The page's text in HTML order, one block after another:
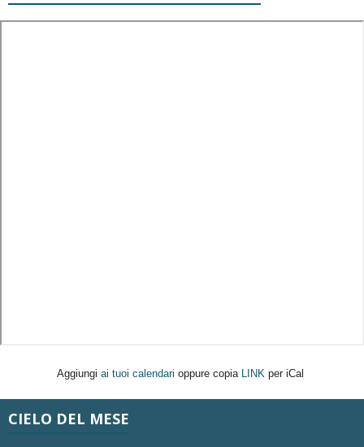
Aggiungi ai tuoi calendari oppure copia LINK per iCal
CIELO DEL MESE